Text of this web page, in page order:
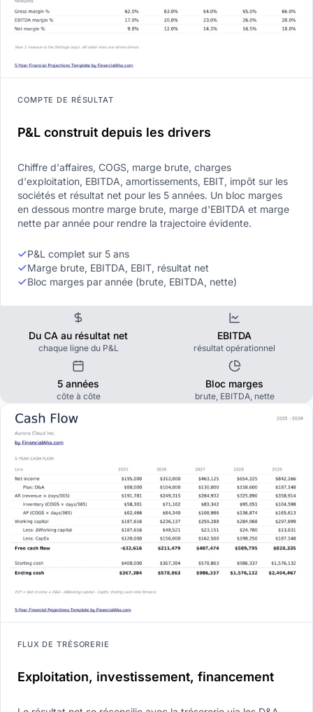
COMPTE DE RÉSULTAT
P&L construit depuis les drivers
Chiffre d'affaires, COGS, marge brute, charges
d'exploitation, EBITDA, amortissements, EBIT, impôt sur les
sociétés et résultat net pour les 5 années. Un bloc marges
en dessous montre marge brute, marge d'EBITDA et marge
nette par année pour rendre la trajectoire évidente.
P&L complet sur 5 ans
Marge brute, EBITDA, EBIT, résultat net
Bloc marges par année (brute, EBITDA, nette)
Du CA au résultat net
chaque ligne du P&L
EBITDA
résultat opérationnel
5 années
côte à côte
Bloc marges
brute, EBITDA, nette
FLUX DE TRÉSORERIE
Exploitation, investissement, financement